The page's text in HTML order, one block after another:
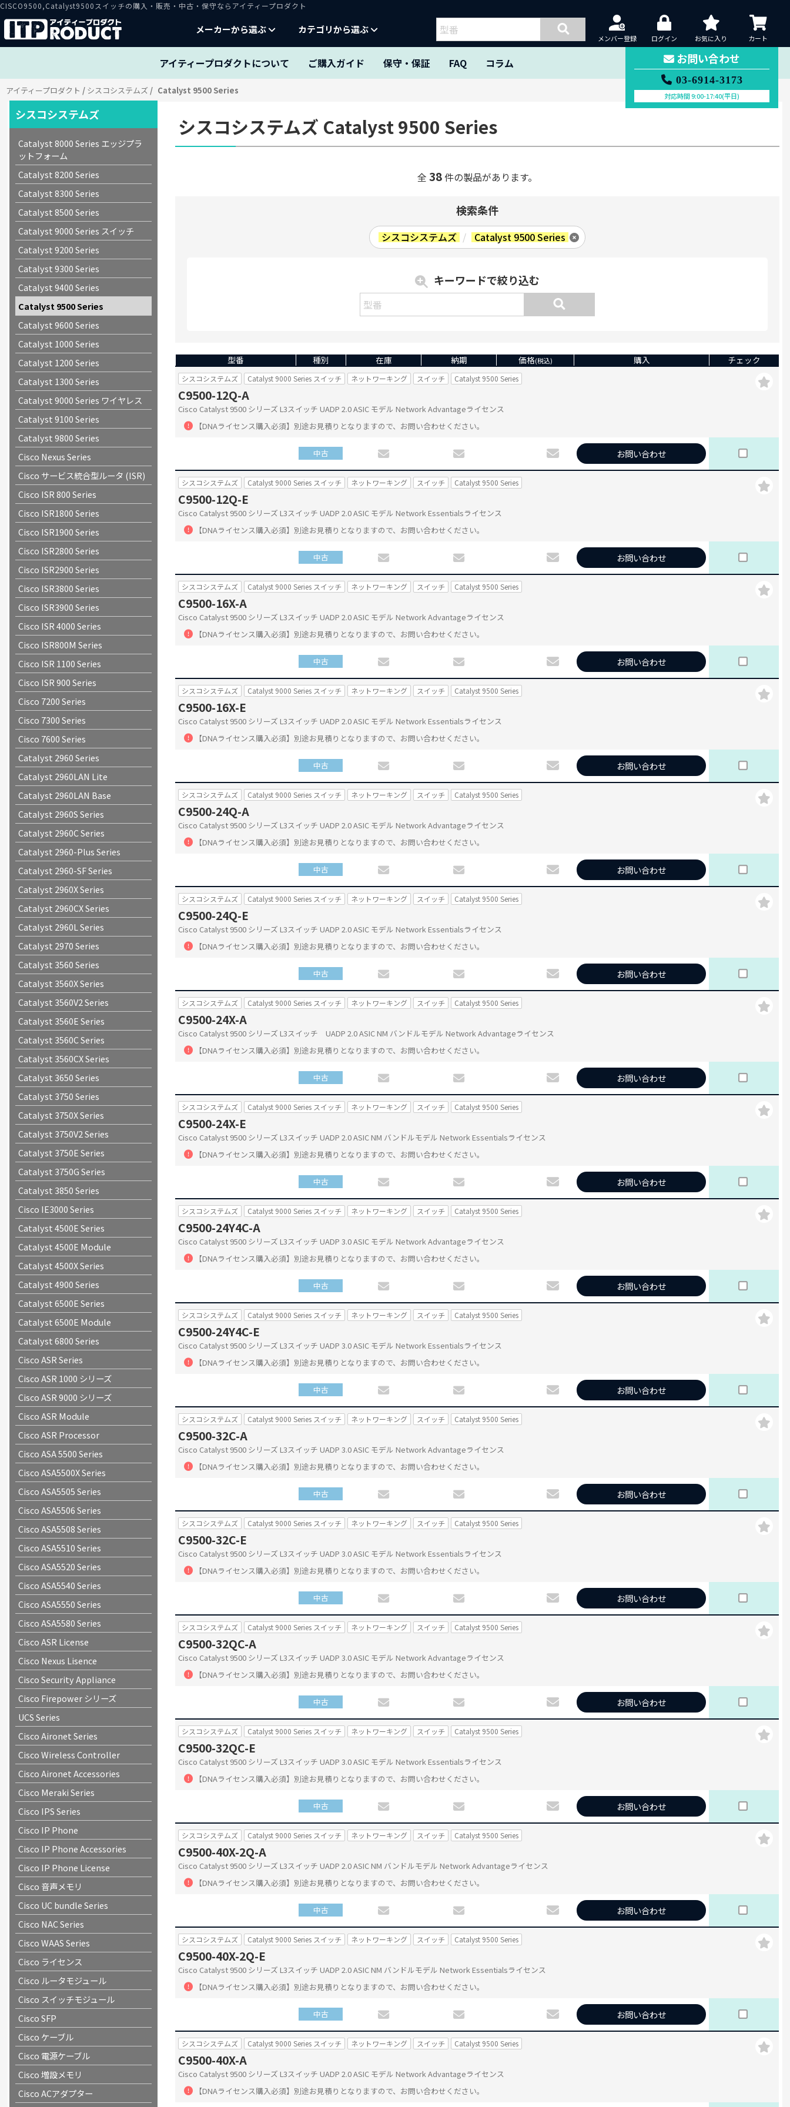
CISCO9500,Catalyst9500スイッチの購入・販売・中古・保守ならアイティープロダクト
メーカーから選ぶ カテゴリから選ぶ
メンバー登録 ログイン お気に入り カート
アイティープロダクトについて ご購入ガイド 保守・保証 FAQ コラム お問い合わせ
03-6914-3173
対応時間 9:00-17:40(平日)
アイティープロダクト シスコシステムズ Catalyst 9500 Series
シスコシステムズ Catalyst 9500 Series
全 38件の製品があります。
検索条件
シスコシステムズ / Catalyst 9500 Series
キーワードで絞り込む
型番 種別 在庫 納期 価格(税込) 購入 チェック
シスコシステムズ Catalyst 9000 Series スイッチ ネットワーキング スイッチ Catalyst 9500 Series
C9500-12Q-A
Cisco Catalyst 9500 シリーズ L3スイッチ UADP 2.0 ASIC モデル Network Advantageライセンス
【DNAライセンス購入必須】別途お見積りとなりますので、お問い合わせください。
中古 お問い合わせ
シスコシステムズ Catalyst 9000 Series スイッチ ネットワーキング スイッチ Catalyst 9500 Series
C9500-12Q-E
Cisco Catalyst 9500 シリーズ L3スイッチ UADP 2.0 ASIC モデル Network Essentialsライセンス
【DNAライセンス購入必須】別途お見積りとなりますので、お問い合わせください。
中古 お問い合わせ
シスコシステムズ Catalyst 9000 Series スイッチ ネットワーキング スイッチ Catalyst 9500 Series
C9500-16X-A
Cisco Catalyst 9500 シリーズ L3スイッチ UADP 2.0 ASIC モデル Network Advantageライセンス
【DNAライセンス購入必須】別途お見積りとなりますので、お問い合わせください。
中古 お問い合わせ
シスコシステムズ Catalyst 9000 Series スイッチ ネットワーキング スイッチ Catalyst 9500 Series
C9500-16X-E
Cisco Catalyst 9500 シリーズ L3スイッチ UADP 2.0 ASIC モデル Network Essentialsライセンス
【DNAライセンス購入必須】別途お見積りとなりますので、お問い合わせください。
中古 お問い合わせ
シスコシステムズ Catalyst 9000 Series スイッチ ネットワーキング スイッチ Catalyst 9500 Series
C9500-24Q-A
Cisco Catalyst 9500 シリーズ L3スイッチ UADP 2.0 ASIC モデル Network Advantageライセンス
【DNAライセンス購入必須】別途お見積りとなりますので、お問い合わせください。
中古 お問い合わせ
シスコシステムズ Catalyst 9000 Series スイッチ ネットワーキング スイッチ Catalyst 9500 Series
C9500-24Q-E
Cisco Catalyst 9500 シリーズ L3スイッチ UADP 2.0 ASIC モデル Network Essentialsライセンス
【DNAライセンス購入必須】別途お見積りとなりますので、お問い合わせください。
中古 お問い合わせ
シスコシステムズ Catalyst 9000 Series スイッチ ネットワーキング スイッチ Catalyst 9500 Series
C9500-24X-A
Cisco Catalyst 9500 シリーズ L3スイッチ UADP 2.0 ASIC NM バンドルモデル Network Advantageライセンス
【DNAライセンス購入必須】別途お見積りとなりますので、お問い合わせください。
中古 お問い合わせ
シスコシステムズ Catalyst 9000 Series スイッチ ネットワーキング スイッチ Catalyst 9500 Series
C9500-24X-E
Cisco Catalyst 9500 シリーズ L3スイッチ UADP 2.0 ASIC NM バンドルモデル Network Essentialsライセンス
【DNAライセンス購入必須】別途お見積りとなりますので、お問い合わせください。
中古 お問い合わせ
シスコシステムズ Catalyst 9000 Series スイッチ ネットワーキング スイッチ Catalyst 9500 Series
C9500-24Y4C-A
Cisco Catalyst 9500 シリーズ L3スイッチ UADP 3.0 ASIC モデル Network Advantageライセンス
【DNAライセンス購入必須】別途お見積りとなりますので、お問い合わせください。
中古 お問い合わせ
シスコシステムズ Catalyst 9000 Series スイッチ ネットワーキング スイッチ Catalyst 9500 Series
C9500-24Y4C-E
Cisco Catalyst 9500 シリーズ L3スイッチ UADP 3.0 ASIC モデル Network Essentialsライセンス
【DNAライセンス購入必須】別途お見積りとなりますので、お問い合わせください。
中古 お問い合わせ
シスコシステムズ Catalyst 9000 Series スイッチ ネットワーキング スイッチ Catalyst 9500 Series
C9500-32C-A
Cisco Catalyst 9500 シリーズ L3スイッチ UADP 3.0 ASIC モデル Network Advantageライセンス
【DNAライセンス購入必須】別途お見積りとなりますので、お問い合わせください。
中古 お問い合わせ
シスコシステムズ Catalyst 9000 Series スイッチ ネットワーキング スイッチ Catalyst 9500 Series
C9500-32C-E
Cisco Catalyst 9500 シリーズ L3スイッチ UADP 3.0 ASIC モデル Network Essentialsライセンス
【DNAライセンス購入必須】別途お見積りとなりますので、お問い合わせください。
中古 お問い合わせ
シスコシステムズ Catalyst 9000 Series スイッチ ネットワーキング スイッチ Catalyst 9500 Series
C9500-32QC-A
Cisco Catalyst 9500 シリーズ L3スイッチ UADP 3.0 ASIC モデル Network Advantageライセンス
【DNAライセンス購入必須】別途お見積りとなりますので、お問い合わせください。
中古 お問い合わせ
シスコシステムズ Catalyst 9000 Series スイッチ ネットワーキング スイッチ Catalyst 9500 Series
C9500-32QC-E
Cisco Catalyst 9500 シリーズ L3スイッチ UADP 3.0 ASIC モデル Network Essentialsライセンス
【DNAライセンス購入必須】別途お見積りとなりますので、お問い合わせください。
中古 お問い合わせ
シスコシステムズ Catalyst 9000 Series スイッチ ネットワーキング スイッチ Catalyst 9500 Series
C9500-40X-2Q-A
Cisco Catalyst 9500 シリーズ L3スイッチ UADP 2.0 ASIC NM バンドルモデル Network Advantageライセンス
【DNAライセンス購入必須】別途お見積りとなりますので、お問い合わせください。
中古 お問い合わせ
シスコシステムズ Catalyst 9000 Series スイッチ ネットワーキング スイッチ Catalyst 9500 Series
C9500-40X-2Q-E
Cisco Catalyst 9500 シリーズ L3スイッチ UADP 2.0 ASIC NM バンドルモデル Network Essentialsライセンス
【DNAライセンス購入必須】別途お見積りとなりますので、お問い合わせください。
中古 お問い合わせ
シスコシステムズ Catalyst 9000 Series スイッチ ネットワーキング スイッチ Catalyst 9500 Series
C9500-40X-A
Cisco Catalyst 9500 シリーズ L3スイッチ UADP 2.0 ASIC モデル Network Advantageライセンス
【DNAライセンス購入必須】別途お見積りとなりますので、お問い合わせください。
シスコシステムズ
Catalyst 8000 Series エッジプラ
ットフォーム
Catalyst 8200 Series
Catalyst 8300 Series
Catalyst 8500 Series
Catalyst 9000 Series スイッチ
Catalyst 9200 Series
Catalyst 9300 Series
Catalyst 9400 Series
Catalyst 9500 Series
Catalyst 9600 Series
Catalyst 1000 Series
Catalyst 1200 Series
Catalyst 1300 Series
Catalyst 9000 Series ワイヤレス
Catalyst 9100 Series
Catalyst 9800 Series
Cisco Nexus Series
Cisco サービス統合型ルータ (ISR)
Cisco ISR 800 Series
Cisco ISR1800 Series
Cisco ISR1900 Series
Cisco ISR2800 Series
Cisco ISR2900 Series
Cisco ISR3800 Series
Cisco ISR3900 Series
Cisco ISR 4000 Series
Cisco ISR800M Series
Cisco ISR 1100 Series
Cisco ISR 900 Series
Cisco 7200 Series
Cisco 7300 Series
Cisco 7600 Series
Catalyst 2960 Series
Catalyst 2960LAN Lite
Catalyst 2960LAN Base
Catalyst 2960S Series
Catalyst 2960C Series
Catalyst 2960-Plus Series
Catalyst 2960-SF Series
Catalyst 2960X Series
Catalyst 2960CX Series
Catalyst 2960L Series
Catalyst 2970 Series
Catalyst 3560 Series
Catalyst 3560X Series
Catalyst 3560V2 Series
Catalyst 3560E Series
Catalyst 3560C Series
Catalyst 3560CX Series
Catalyst 3650 Series
Catalyst 3750 Series
Catalyst 3750X Series
Catalyst 3750V2 Series
Catalyst 3750E Series
Catalyst 3750G Series
Catalyst 3850 Series
Cisco IE3000 Series
Catalyst 4500E Series
Catalyst 4500E Module
Catalyst 4500X Series
Catalyst 4900 Series
Catalyst 6500E Series
Catalyst 6500E Module
Catalyst 6800 Series
Cisco ASR Series
Cisco ASR 1000 シリーズ
Cisco ASR 9000 シリーズ
Cisco ASR Module
Cisco ASR Processor
Cisco ASA 5500 Series
Cisco ASA5500X Series
Cisco ASA5505 Series
Cisco ASA5506 Series
Cisco ASA5508 Series
Cisco ASA5510 Series
Cisco ASA5520 Series
Cisco ASA5540 Series
Cisco ASA5550 Series
Cisco ASA5580 Series
Cisco ASR License
Cisco Nexus Lisence
Cisco Security Appliance
Cisco Firepower シリーズ
UCS Series
Cisco Aironet Series
Cisco Wireless Controller
Cisco Aironet Accessories
Cisco Meraki Series
Cisco IPS Series
Cisco IP Phone
Cisco IP Phone Accessories
Cisco IP Phone License
Cisco 音声メモリ
Cisco UC bundle Series
Cisco NAC Series
Cisco WAAS Series
Cisco ライセンス
Cisco ルータモジュール
Cisco スイッチモジュール
Cisco SFP
Cisco ケーブル
Cisco 電源ケーブル
Cisco 増設メモリ
Cisco ACアダプター